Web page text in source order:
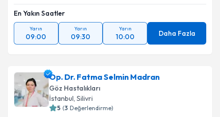
En Yakın Saatler
Yarın
09:00
Yarın
09:30
Yarın
10:00 Daha Fazla
Op. Dr. Fatma Selmin Madran
Göz Hastalıkları
İstanbul, Silivri
5 (3 Değerlendirme)